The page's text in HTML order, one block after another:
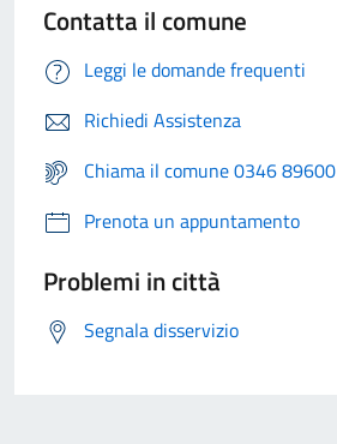
Contatta il comune
Leggi le domande frequenti
Richiedi Assistenza
Chiama il comune 0346 89600
Prenota un appuntamento
Problemi in città
Segnala disservizio